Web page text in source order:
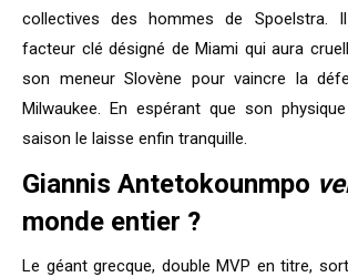
collectives des hommes de Spoelstra.
facteur clé désigné de Miami qui aura
son meneur Slovène pour vaincre la
Milwaukee. En espérant que son
saison le laisse enfin tranquille.
Giannis Antetokounmpo
monde entier ?
Le géant grecque, double MVP en titre,